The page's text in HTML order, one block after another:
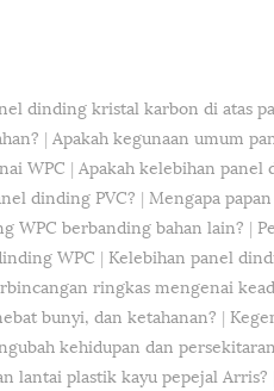
dinding kristal karbon di atas
| Apakah kegunaan umum
WPC | Apakah kelebihan panel
dinding PVC? | Mengapa
WPC berbanding bahan lain? |
WPC | Kelebihan panel
ringkas mengenai
bunyi, dan ketahanan? |
kehidupan dan
lantai plastik kayu pepejal Arris?